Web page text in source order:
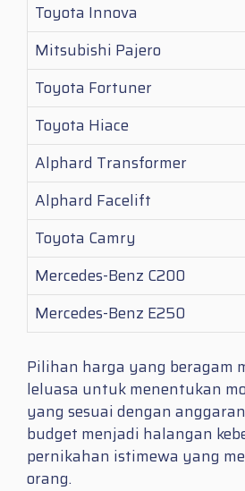
Toyota Innova
Mitsubishi Pajero
Toyota Fortuner
Toyota Hiace
Alphard Transformer
Alphard Facelift
Toyota Camry
Mercedes-Benz C200
Mercedes-Benz E250
Pilihan harga yang beragam
leluasa untuk menentukan
yang sesuai dengan
budget menjadi halangan
pernikahan istimewa yang
orang.